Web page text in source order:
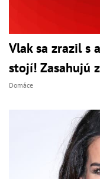
Vlak sa zrazil s
stojí! Zasahujú
Domáce